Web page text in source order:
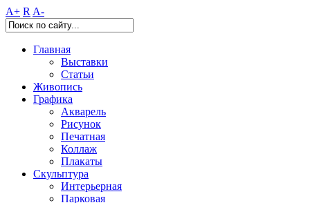
A+ R A-
Главная
Выставки
Статьи
Живопись
Графика
Акварель
Рисунок
Печатная
Коллаж
Плакаты
Скульптура
Интерьерная
Парковая